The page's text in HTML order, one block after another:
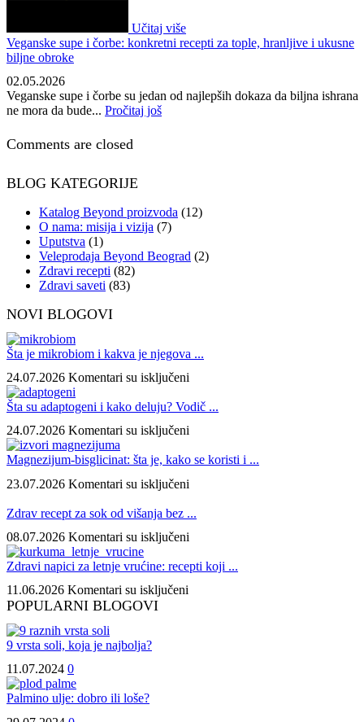
Učitaj više
Veganske supe i čorbe: konkretni recepti za tople, hranljive i ukusne
biljne obroke
02.05.2026
Veganske supe i čorbe su jedan od najlepših dokaza da biljna ishrana
ne mora da bude... Pročitaj još
Comments are closed
BLOG KATEGORIJE
Katalog Beyond proizvoda (12)
O nama: misija i vizija (7)
Uputstva (1)
Veleprodaja Beyond Beograd (2)
Zdravi recepti (82)
Zdravi saveti (83)
NOVI BLOGOVI
Šta je mikrobiom i kakva je njegova ...
24.07.2026 Komentari su isključeni
je
i
je
mikrobiotom,
„mikrobiotikom“
makrobiotikom?
Šta su adaptogeni i kako deluju? Vodič ...
24.07.2026 Komentari su isključeni
su
i
deluju?
početnike
za
Magnezijum-bisglicinat: šta je, kako se koristi i ...
23.07.2026 Komentari su isključeni
je,
se
Zdrav recept za sok od višanja bez ...
08.07.2026 Komentari su isključeni
recept
Zdravi napici za letnje vrućine: recepti koji ...
11.06.2026 Komentari su isključeni
POPULARNI BLOGOVI
9 vrsta soli, koja je najbolja?
11.07.2024 0
Palmino ulje: dobro ili loše?